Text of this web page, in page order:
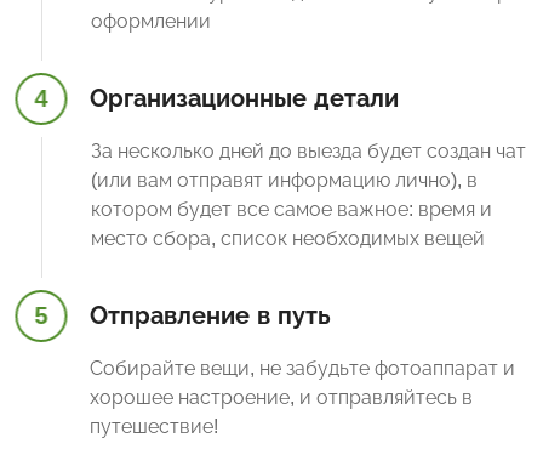
оформлении
4 Организационные детали
За несколько дней до выезда будет создан чат
(или вам отправят информацию лично), в
котором будет все самое важное: время и
место сбора, список необходимых вещей
5 Отправление в путь
Собирайте вещи, не забудьте фотоаппарат и
хорошее настроение, и отправляйтесь в
путешествие!